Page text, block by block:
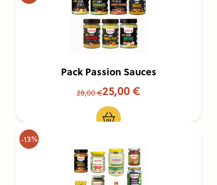
Pack Passion Sauces
28,00 €25,00 €
-13%